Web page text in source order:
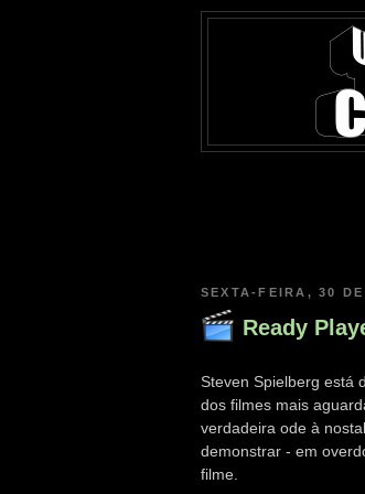
SEXTA-FEIRA, 30
Ready
Steven Spielberg está
dos filmes mais
verdadeira ode à
demonstrar - em
filme.